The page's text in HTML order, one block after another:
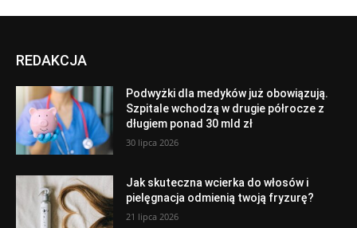
REDAKCJA
Podwyżki dla medyków już obowiązują.
Szpitale wchodzą w drugie półrocze z
długiem ponad 30 mld zł
30 lipca 2026
Jak skuteczna wcierka do włosów i
pielęgnacja odmienią twoją fryzurę?
21 lipca 2026